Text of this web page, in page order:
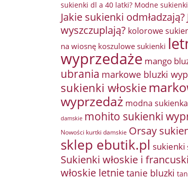
sukienki dl a 40 latki? Modne
Jakie sukienki odmładzają?
wyszczuplają? kolorowe
na wiosnę koszulowe sukienki
wyprzedaże mango
ubrania markowe bluzki
sukienki włoskie
wyprzedaż modna
damskie mohito sukienki
Nowości kurtki damskie Orsay
sklep ebutik.pl sukienki
Sukienki włoskie i
włoskie letnietanie bluzki